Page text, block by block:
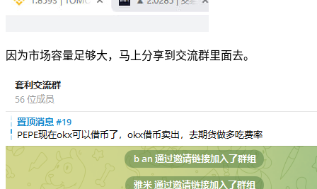
因为市场容量足够大，马上分享到交流群里面去。